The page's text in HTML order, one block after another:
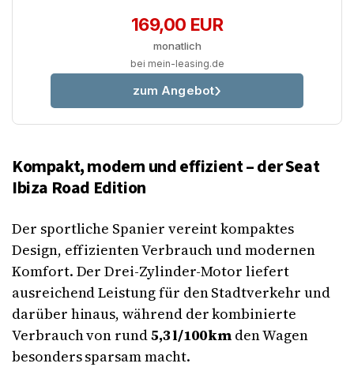
169,00 EUR
monatlich
bei mein-leasing.de
zum Angebot
Kompakt, modern und effizient – der Seat
Ibiza Road Edition
Der sportliche Spanier vereint kompaktes
Design, effizienten Verbrauch und modernen
Komfort. Der Drei-Zylinder-Motor liefert
ausreichend Leistung für den Stadtverkehr und
darüber hinaus, während der kombinierte
Verbrauch von rund5,3 l/100 km den Wagen
besonders sparsam macht.